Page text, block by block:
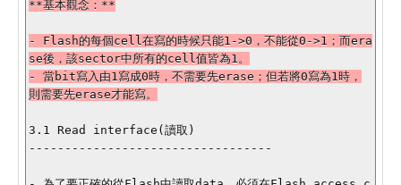
- Flash的每個cell在寫的時候只能1->0，不能從0->1；而era
se後，該sector中所有的cell值皆為1。
- 當bit寫入由1寫成0時，不需要先erase；但若將0寫為1時，
則需要先erase才能寫。
3.1 Read interface(讀取)
----------------------------------